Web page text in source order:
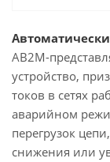
АВ2М-
устройство,
токов в сетях
аварийном
перегрузок
снижения или